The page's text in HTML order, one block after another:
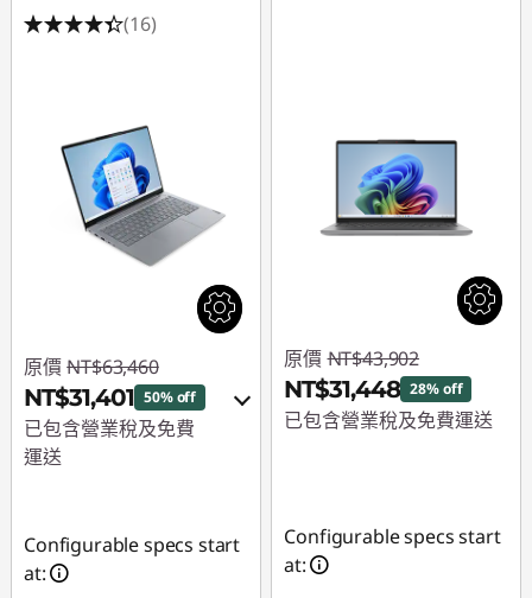
(16)
原價 NT$63,460
NT$31,401 50% off
已包含營業稅及免費
運送
或
Configurable specs start
at:
原價 NT$43,902
NT$31,448 28% off
已包含營業稅及免費運送
Configurable specs start
at: